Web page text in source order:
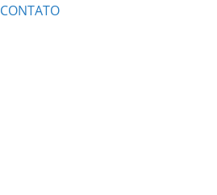
CONTATO